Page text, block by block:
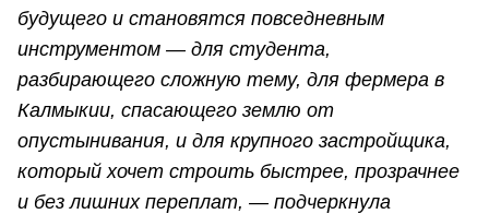
будущего и становятся повседневным
инструментом — для студента,
разбирающего сложную тему, для фермера в
Калмыкии, спасающего землю от
опустынивания, и для крупного застройщика,
который хочет строить быстрее, прозрачнее
и без лишних переплат, — подчеркнула